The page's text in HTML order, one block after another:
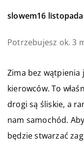
slowem16
Potrzebujesz ok. 3
Zima bez
kierowców. To
drogi są śliskie, a
nam samochód.
będzie stwarzać